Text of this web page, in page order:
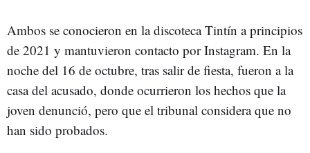
Ambos se conocieron en la discoteca Tintín a principios
de 2021 y mantuvieron contacto por Instagram. En la
noche del 16 de octubre, tras salir de fiesta, fueron a la
casa del acusado, donde ocurrieron los hechos que la
joven denunció, pero que el tribunal considera que no
han sido probados.